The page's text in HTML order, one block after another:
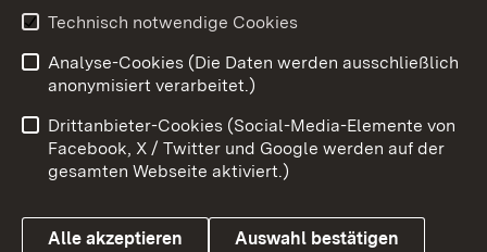
Youtube
Benutzungshinweise
Barrierefreiheit
Datenschutz
Cookies
Technisch notwendige Cookies
Analyse-Cookies (Die Daten werden ausschließlich
anonymisiert verarbeitet.)
Drittanbieter-Cookies (Social-Media-Elemente von
Facebook, X / Twitter und Google werden auf der
gesamten Webseite aktiviert.)
Alle akzeptieren Auswahl bestätigen